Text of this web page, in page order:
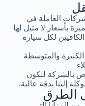
العاملة في
بأسعار لا مثيل لها
لكل سيارة
والمتوسطة
بالشركة لنكون
إلينا بدقة عالية.
الطرق